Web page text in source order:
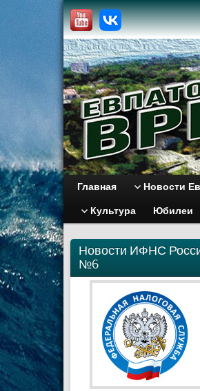
Главная Новости
Культура Юбилеи
Новости ИФНС
№6